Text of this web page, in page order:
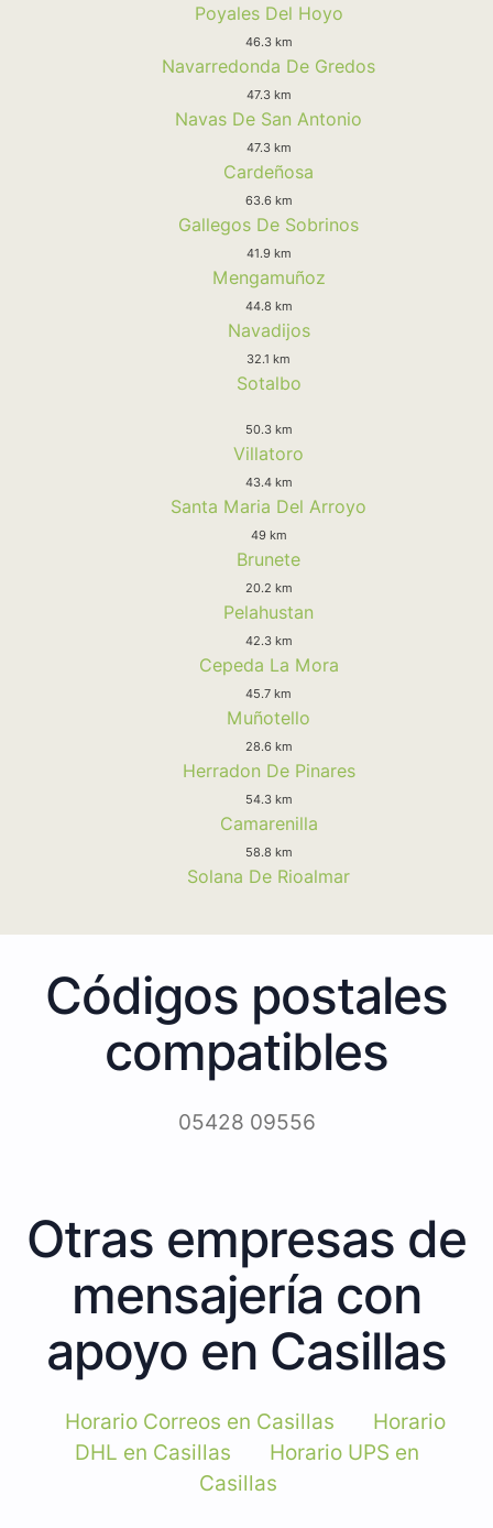
Poyales Del Hoyo
46.3 km
Navarredonda De Gredos
47.3 km
Navas De San Antonio
47.3 km
Cardeñosa
63.6 km
Gallegos De Sobrinos
41.9 km
Mengamuñoz
44.8 km
Navadijos
32.1 km
Sotalbo
50.3 km
Villatoro
43.4 km
Santa Maria Del Arroyo
49 km
Brunete
20.2 km
Pelahustan
42.3 km
Cepeda La Mora
45.7 km
Muñotello
28.6 km
Herradon De Pinares
54.3 km
Camarenilla
58.8 km
Solana De Rioalmar
Códigos postales
compatibles
05428 09556
Otras empresas de
mensajería con
apoyo en Casillas
Horario Correos en Casillas
Horario
DHL en Casillas
Horario UPS en
Casillas